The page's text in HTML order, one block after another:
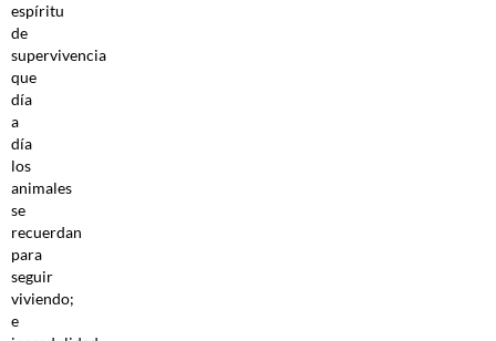
espíritu
de
supervivencia
que
día
a
día
los
animales
se
recuerdan
para
seguir
viviendo;
e